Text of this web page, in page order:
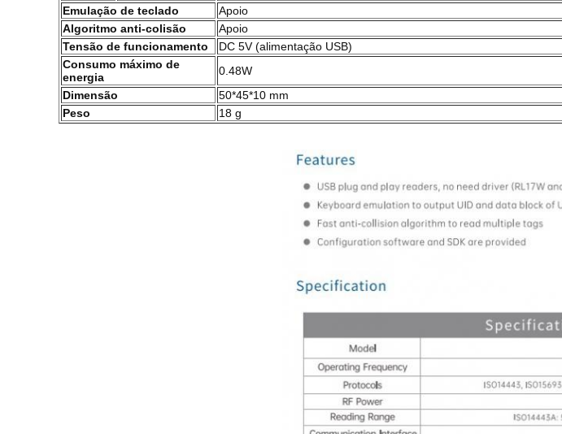
Emulação de teclado
Apoio
Algoritmo anti-colisão
Apoio
Tensão de funcionamento
DC 5V (alimentação USB)
Consumo máximo de
energia
0.48W
Dimensão
50*45*10 mm
Peso
18 g